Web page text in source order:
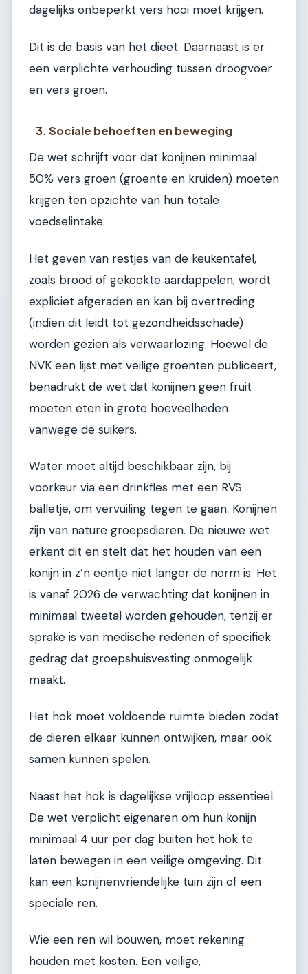
dagelijks onbeperkt vers hooi moet krijgen.
Dit is de basis van het dieet. Daarnaast is er
een verplichte verhouding tussen droogvoer
en vers groen.
3. Sociale behoeften en beweging
De wet schrijft voor dat konijnen minimaal
50% vers groen (groente en kruiden) moeten
krijgen ten opzichte van hun totale
voedselintake.
Het geven van restjes van de keukentafel,
zoals brood of gekookte aardappelen, wordt
expliciet afgeraden en kan bij overtreding
(indien dit leidt tot gezondheidsschade)
worden gezien als verwaarlozing. Hoewel de
NVK een lijst met veilige groenten publiceert,
benadrukt de wet dat konijnen geen fruit
moeten eten in grote hoeveelheden
vanwege de suikers.
Water moet altijd beschikbaar zijn, bij
voorkeur via een drinkfles met een RVS
balletje, om vervuiling tegen te gaan. Konijnen
zijn van nature groepsdieren. De nieuwe wet
erkent dit en stelt dat het houden van een
konijn in z’n eentje niet langer de norm is. Het
is vanaf 2026 de verwachting dat konijnen in
minimaal tweetal worden gehouden, tenzij er
sprake is van medische redenen of specifiek
gedrag dat groepshuisvesting onmogelijk
maakt.
Het hok moet voldoende ruimte bieden zodat
de dieren elkaar kunnen ontwijken, maar ook
samen kunnen spelen.
Naast het hok is dagelijkse vrijloop essentieel.
De wet verplicht eigenaren om hun konijn
minimaal 4 uur per dag buiten het hok te
laten bewegen in een veilige omgeving. Dit
kan een konijnenvriendelijke tuin zijn of een
speciale ren.
Wie een ren wil bouwen, moet rekening
houden met kosten. Een veilige,